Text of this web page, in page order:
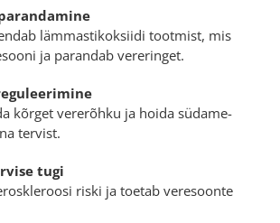
lämmastikoksiidi tootmist, mis
ja parandab vereringet.
kõrget vererõhku ja hoida südame-
tervist.
tugi
riski ja toetab veresoonte